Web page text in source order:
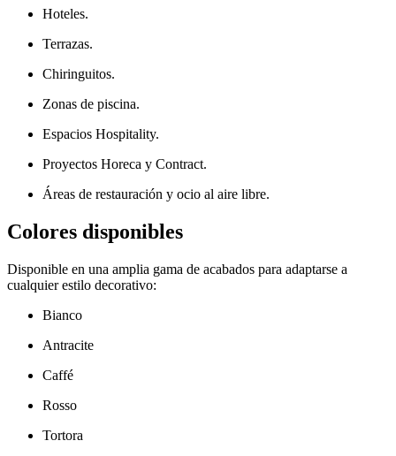
Hoteles.
Terrazas.
Chiringuitos.
Zonas de piscina.
Espacios Hospitality.
Proyectos Horeca y Contract.
Áreas de restauración y ocio al aire libre.
Colores disponibles
Disponible en una amplia gama de acabados para adaptarse a
cualquier estilo decorativo:
Bianco
Antracite
Caffé
Rosso
Tortora